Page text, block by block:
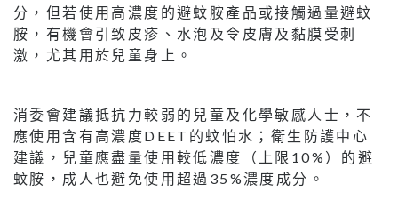
分，但若使用高濃度的避蚊胺產品或接觸過量避蚊
胺，有機會引致皮疹、水泡及令皮膚及黏膜受刺
激，尤其用於兒童身上。
消委會建議抵抗力較弱的兒童及化學敏感人士，不
應使用含有高濃度DEET的蚊怕水；衛生防護中心
建議，兒童應盡量使用較低濃度（上限10%）的避
蚊胺，成人也避免使用超過35%濃度成分。